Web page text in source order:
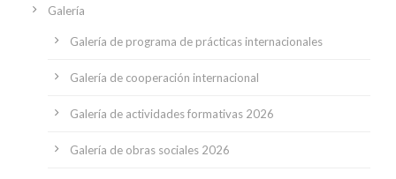
Galería
Galería de programa de prácticas internacionales
Galería de cooperación internacional
Galería de actividades formativas 2026
Galería de obras sociales 2026